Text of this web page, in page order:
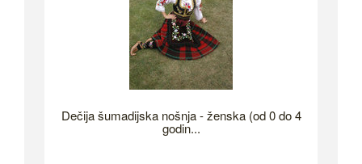
Dečija šumadijska nošnja - ženska (od 0 do 4
godin...